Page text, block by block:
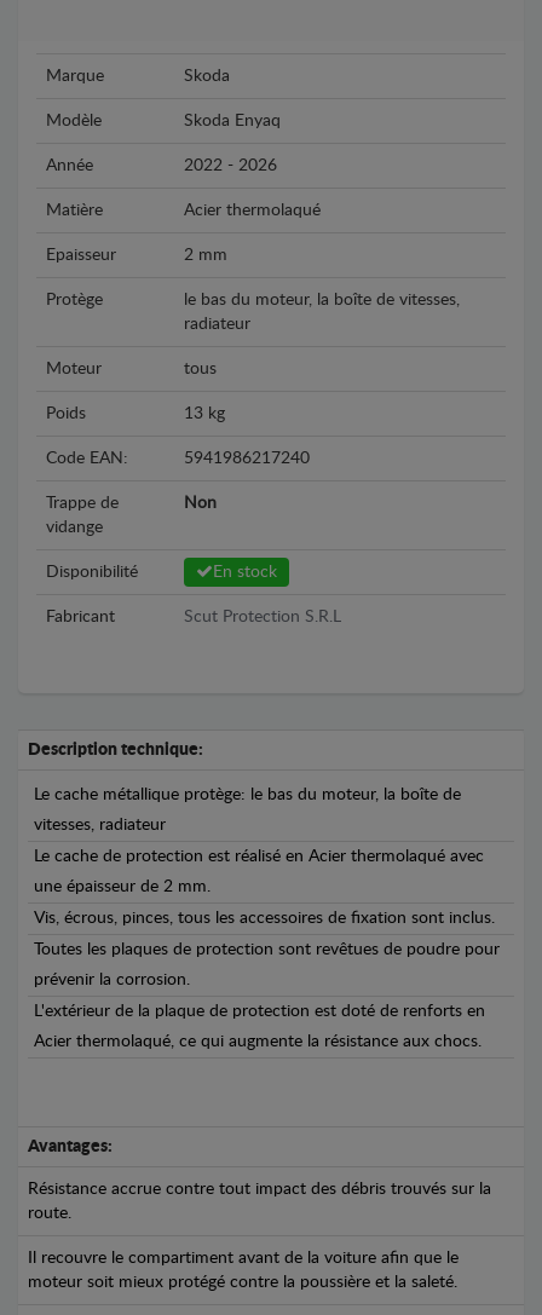
Marque Skoda
Modèle Skoda Enyaq
Année 2022 - 2026
Matière Acier thermolaqué
Epaisseur 2 mm
Protège
le bas du moteur, la boîte de vitesses,
radiateur
Moteur tous
Poids 13 kg
Code EAN: 5941986217240
Trappe de
vidange
Non
Disponibilité En stock
Fabricant Scut Protection S.R.L
Description technique:
Le cache métallique protège: le bas du moteur, la boîte de
vitesses, radiateur
Le cache de protection est réalisé en Acier thermolaqué avec
une épaisseur de 2 mm.
Vis, écrous, pinces, tous les accessoires de fixation sont inclus.
Toutes les plaques de protection sont revêtues de poudre pour
prévenir la corrosion.
L'extérieur de la plaque de protection est doté de renforts en
Acier thermolaqué, ce qui augmente la résistance aux chocs.
Avantages:
Résistance accrue contre tout impact des débris trouvés sur la
route.
Il recouvre le compartiment avant de la voiture afin que le
moteur soit mieux protégé contre la poussière et la saleté.